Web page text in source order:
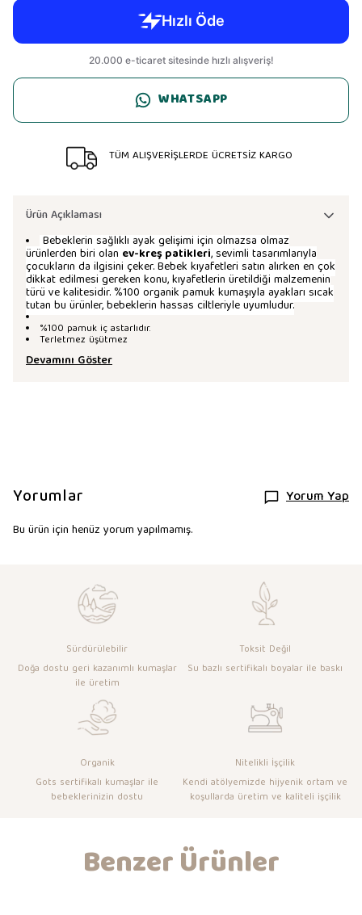
WHATSAPP
TÜM ALIŞVERİŞLERDE ÜCRETSİZ KARGO
Ürün Açıklaması
Bebeklerin sağlıklı ayak gelişimi için olmazsa olmaz
ürünlerden biri olan ev-kreş patikleri, sevimli tasarımlarıyla
çocukların da ilgisini çeker. Bebek kıyafetleri satın alırken en çok
dikkat edilmesi gereken konu, kıyafetlerin üretildiği malzemenin
türü ve kalitesidir. %100 organik pamuk kumaşıyla ayakları sıcak
tutan bu ürünler, bebeklerin hassas ciltleriyle uyumludur.
%100 pamuk iç astarlıdır.
Terletmez üşütmez
Devamını Göster
Yorumlar Yorum Yap
Bu ürün için henüz yorum yapılmamış.
Sürdürülebilir
Doğa dostu geri kazanımlı kumaşlar
ile üretim
Toksit Değil
Su bazlı sertifikalı boyalar ile baskı
Organik
Gots sertifikalı kumaşlar ile
bebeklerinizin dostu
Nitelikli İşçilik
Kendi atölyemizde hijyenik ortam ve
koşullarda üretim ve kaliteli işçilik
Benzer Ürünler